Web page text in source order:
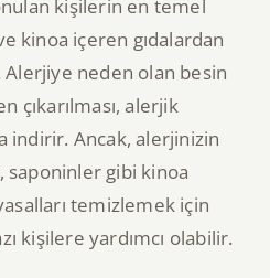
kişilerin en temel
kinoa içeren gıdalardan
Alerjiye neden olan besin
çıkarılması, alerjik
indirir. Ancak, alerjinizin
saponinler gibi kinoa
temizlemek için
kişilere yardımcı olabilir.